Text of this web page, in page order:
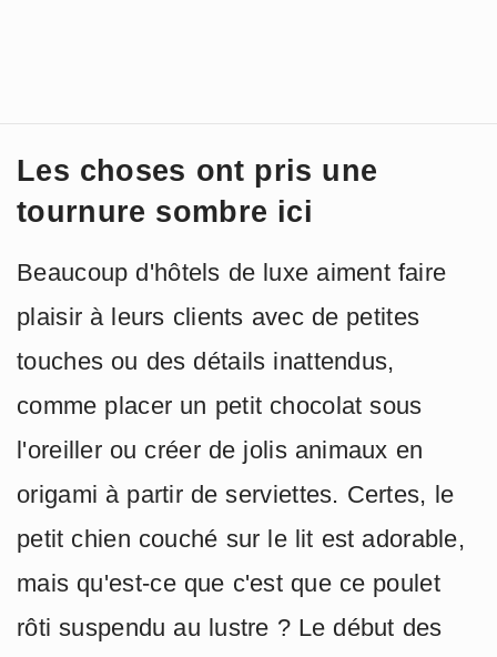
Les choses ont pris une
tournure sombre ici
Beaucoup d'hôtels de luxe aiment faire
plaisir à leurs clients avec de petites
touches ou des détails inattendus,
comme placer un petit chocolat sous
l'oreiller ou créer de jolis animaux en
origami à partir de serviettes. Certes, le
petit chien couché sur le lit est adorable,
mais qu'est-ce que c'est que ce poulet
rôti suspendu au lustre ? Le début des